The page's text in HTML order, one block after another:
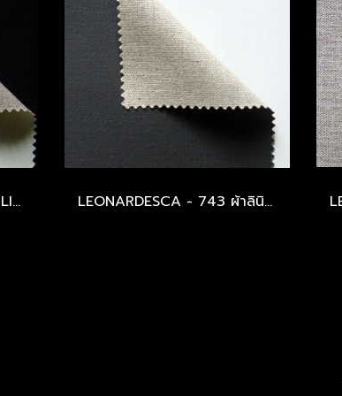
LEONARDESCA - 540 ITALIAN LINEN - OIL PRIMED - EXTRA FINE PLUS - 441 GSM. LEONARDESCA - 743 ผ้าลินินอิตาลี - รองพื้นสีดำ - เนื้อหยาบปานกลาง - หนา 428 GSM.